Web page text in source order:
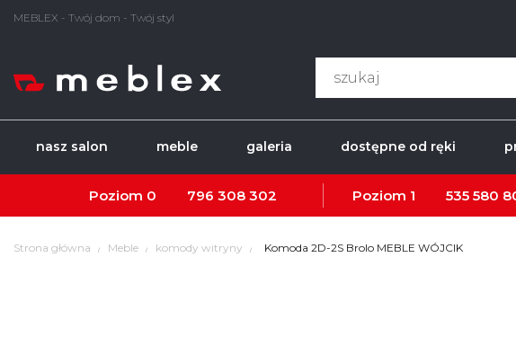
MEBLEX - Twój dom - Twój styl
nasz salon meble galeria dostępne od ręki
Poziom 0 796 308 302 Poziom 1 535 580
Strona główna Meble komody witryny Komoda 2D-2S Brolo MEBLE WÓJCIK